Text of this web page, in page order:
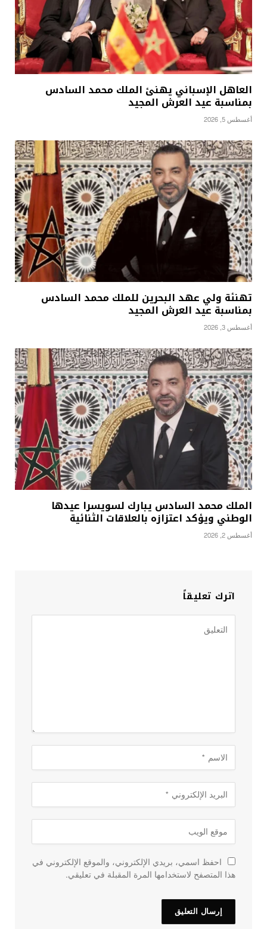
العاهل الإسباني يهنئ الملك محمد السادس
بمناسبة عيد العرش المجيد
أغسطس 5, 2026
تهنئة ولي عهد البحرين للملك محمد السادس
بمناسبة عيد العرش المجيد
أغسطس 3, 2026
الملك محمد السادس يبارك لسويسرا عيدها
الوطني ويؤكد اعتزازه بالعلاقات الثنائية
أغسطس 2, 2026
اترك تعليقاً
احفظ اسمي، بريدي الإلكتروني، والموقع الإلكتروني في
هذا المتصفح لاستخدامها المرة المقبلة في تعليقي.